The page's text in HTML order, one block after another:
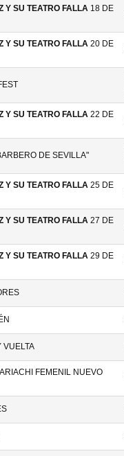
Y SU TEATRO FALLA 18 DE
Y SU TEATRO FALLA 20 DE
Y SU TEATRO FALLA 22 DE
DE SEVILLA"
Y SU TEATRO FALLA 25 DE
Y SU TEATRO FALLA 27 DE
Y SU TEATRO FALLA 29 DE
VUELTA
FEMENIL NUEVO